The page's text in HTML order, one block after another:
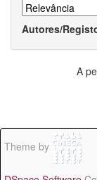
Autores/
A
Theme by